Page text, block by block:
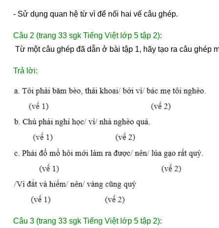
- Sử dụng quan hệ từ vì để nối hai vế câu ghép.
Câu 2 (trang 33 sgk Tiếng Việt lớp 5 tập 2):
Từ một câu ghép đã dẫn ở bài tập 1, hãy tạo ra câu ghép
Trả lời:
Câu 3 (trang 33 sgk Tiếng Việt lớp 5 tập 2):